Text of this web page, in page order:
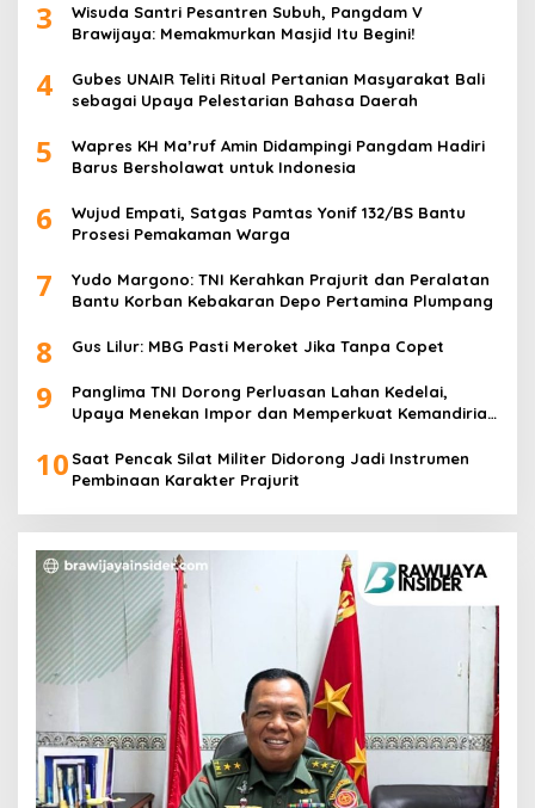
3
Wisuda Santri Pesantren Subuh, Pangdam V
Brawijaya: Memakmurkan Masjid Itu Begini!
4
Gubes UNAIR Teliti Ritual Pertanian Masyarakat Bali
sebagai Upaya Pelestarian Bahasa Daerah
5
Wapres KH Ma’ruf Amin Didampingi Pangdam Hadiri
Barus Bersholawat untuk Indonesia
6
Wujud Empati, Satgas Pamtas Yonif 132/BS Bantu
Prosesi Pemakaman Warga
7
Yudo Margono: TNI Kerahkan Prajurit dan Peralatan
Bantu Korban Kebakaran Depo Pertamina Plumpang
8 Gus Lilur: MBG Pasti Meroket Jika Tanpa Copet
9
Panglima TNI Dorong Perluasan Lahan Kedelai,
Upaya Menekan Impor dan Memperkuat Kemandirian
10 Saat Pencak Silat Militer Didorong Jadi Instrumen
Pembinaan Karakter Prajurit